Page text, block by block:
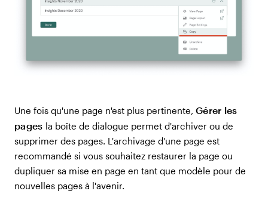
Une fois qu'une page n'est plus pertinente, Gérer les
pages la boîte de dialogue permet d'archiver ou de
supprimer des pages. L'archivage d'une page est
recommandé si vous souhaitez restaurer la page ou
dupliquer sa mise en page en tant que modèle pour de
nouvelles pages à l'avenir.